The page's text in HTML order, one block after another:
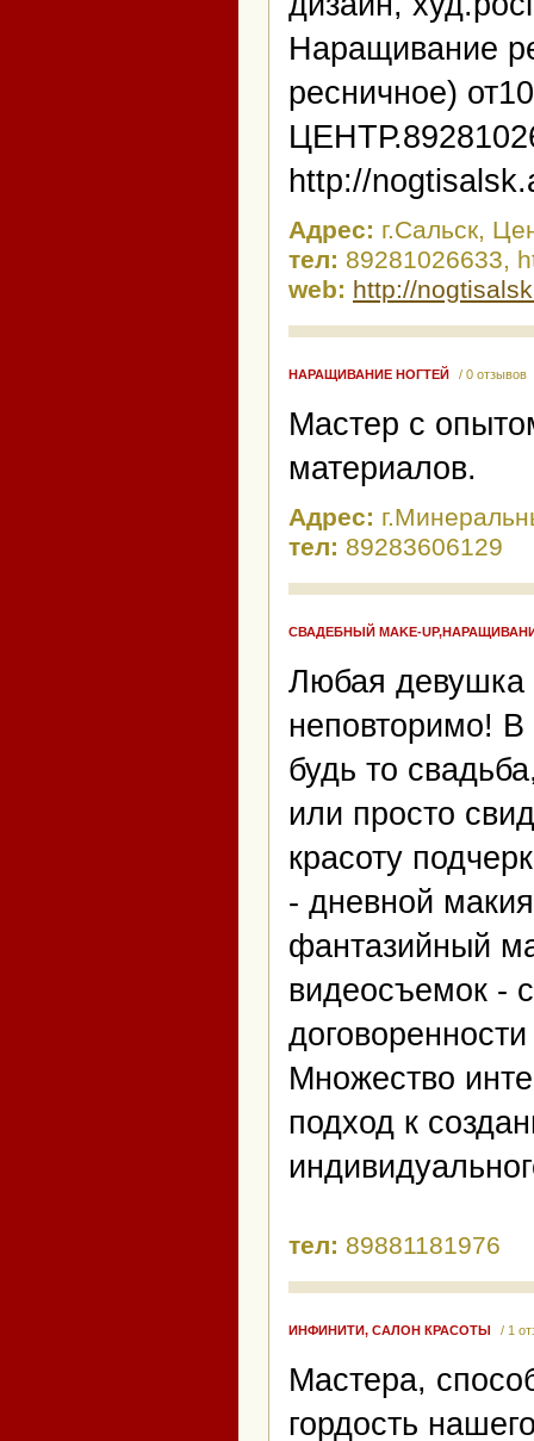
Наращивание
ресничное)
http://
Адрес: г.Сальск,
тел: 89281026633,
web: http://
НАРАЩИВАНИЕ НОГТЕЙ / 0 отзывов
Мастер с
материалов.
Адрес:
тел: 89283606129
СВАДЕБНЫЙ MAKE-
Любая девушка
неповторимо!
будь то
или просто
красоту
- дневной
фантазийный
видеосъемок -
Множество
подход к
тел: 89881181976
ИНФИНИТИ, САЛОН КРАСОТЫ / 1
Мастера,
гордость